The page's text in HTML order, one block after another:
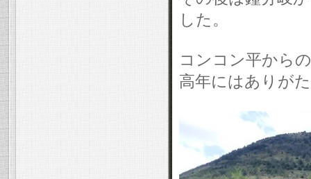
した。
コンコン平から
高年にはありが